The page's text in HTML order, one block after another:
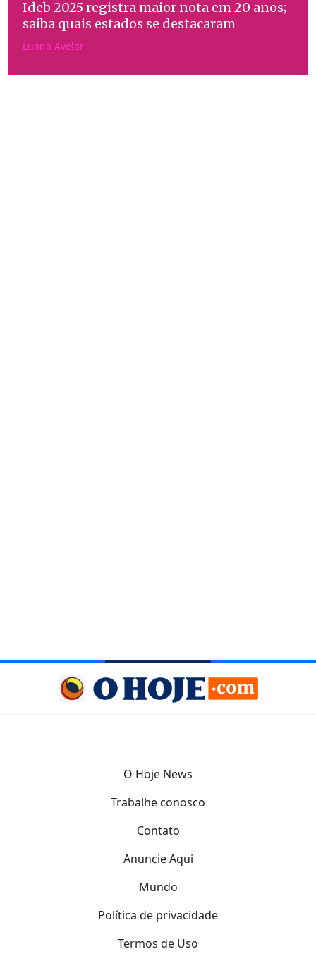
Ideb 2025 registra maior nota em 20 anos;
saiba quais estados se destacaram
Luana Avelar
O Hoje News
Trabalhe conosco
Contato
Anuncie Aqui
Mundo
Política de privacidade
Termos de Uso